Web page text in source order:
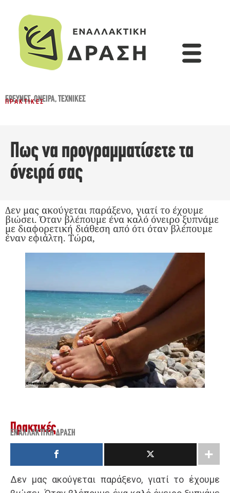
ΈΡΕΥΝΕΣ,ΌΝΕΙΡΑ,ΤΕΧΝΙΚΈΣ
ΠΡΑΚΤΙΚΈΣ
Πως να προγραμματίσετε τα
όνειρά σας
Δεν μας ακούγεται παράξενο, γιατί το έχουμε
βιώσει. Όταν βλέπουμε ένα καλό όνειρο ξυπνάμε
με διαφορετική διάθεση από ότι όταν βλέπουμε
έναν εφιάλτη. Τώρα,
Πρακτικές
ΕΝΑΛΛΑΚΤΙΚΉ ΔΡΆΣΗ
Δεν μας ακούγεται παράξενο, γιατί το έχουμε